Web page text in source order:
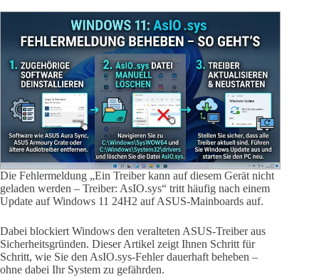
Die Fehlermeldung „Ein Treiber kann auf diesem Gerät nicht
geladen werden – Treiber: AsIO.sys“ tritt häufig nach einem
Update auf Windows 11 24H2 auf ASUS-Mainboards auf.
Dabei blockiert Windows den veralteten ASUS-Treiber aus
Sicherheitsgründen. Dieser Artikel zeigt Ihnen Schritt für
Schritt, wie Sie den AsIO.sys-Fehler dauerhaft beheben –
ohne dabei Ihr System zu gefährden.